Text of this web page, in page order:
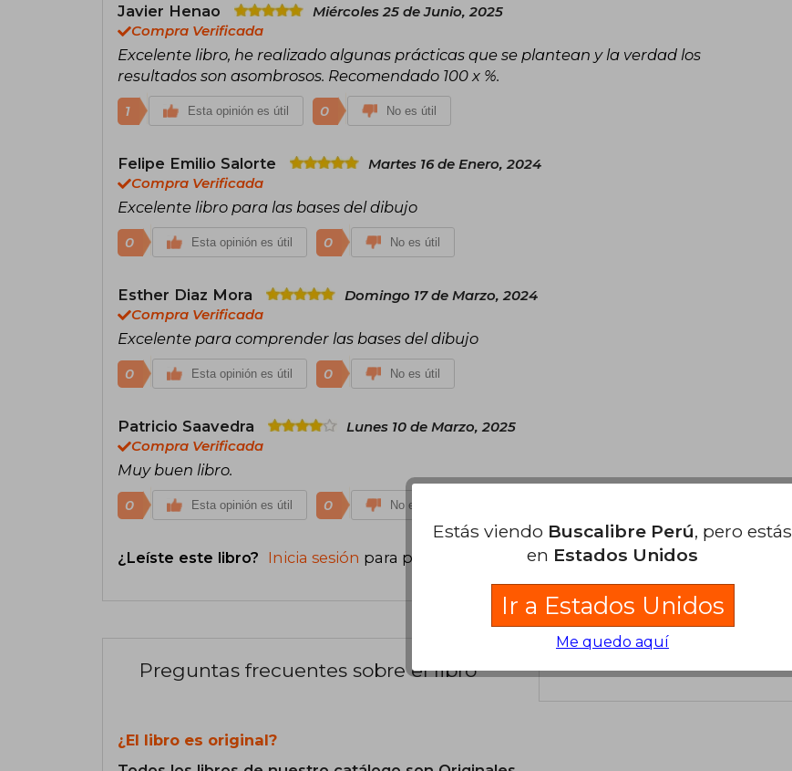
Javier Henao
Miércoles 25 de Junio, 2025
Compra Verificada
Excelente libro, he realizado algunas prácticas que se plantean y la verdad los
resultados son asombrosos. Recomendado 100 x %.
1 Esta opinión es útil 0 No es útil
Felipe Emilio Salorte
Martes 16 de Enero, 2024
Compra Verificada
Excelente libro para las bases del dibujo
0 Esta opinión es útil 0 No es útil
Esther Diaz Mora
Domingo 17 de Marzo, 2024
Compra Verificada
Excelente para comprender las bases del dibujo
0 Esta opinión es útil 0 No es útil
Patricio Saavedra
Lunes 10 de Marzo, 2025
Compra Verificada
Muy buen libro.
0 Esta opinión es útil 0 No es útil
¿Leíste este libro? Inicia sesión para poder agregar tu propia evaluación.
Preguntas frecuentes sobre el libro
¿El libro es original?
Estás viendo Buscalibre Perú, pero estás
en Estados Unidos
Ir a Estados Unidos
Me quedo aquí